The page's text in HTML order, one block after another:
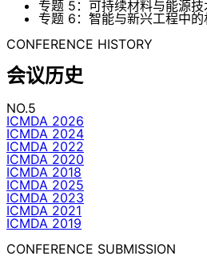
专题 5：可持续材料与能源技
专题 6：智能与新兴工程中的
CONFERENCE HISTORY
会议历史
NO.5
ICMDA 2026
ICMDA 2024
ICMDA 2022
ICMDA 2020
ICMDA 2018
ICMDA 2025
ICMDA 2023
ICMDA 2021
ICMDA 2019
CONFERENCE SUBMISSION